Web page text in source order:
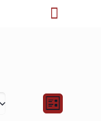
Ansichten-
Navigation
Ansichten-
Liste